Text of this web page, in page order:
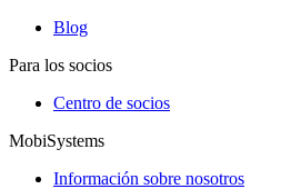
Blog
Para los socios
Centro de socios
MobiSystems
Información sobre nosotros